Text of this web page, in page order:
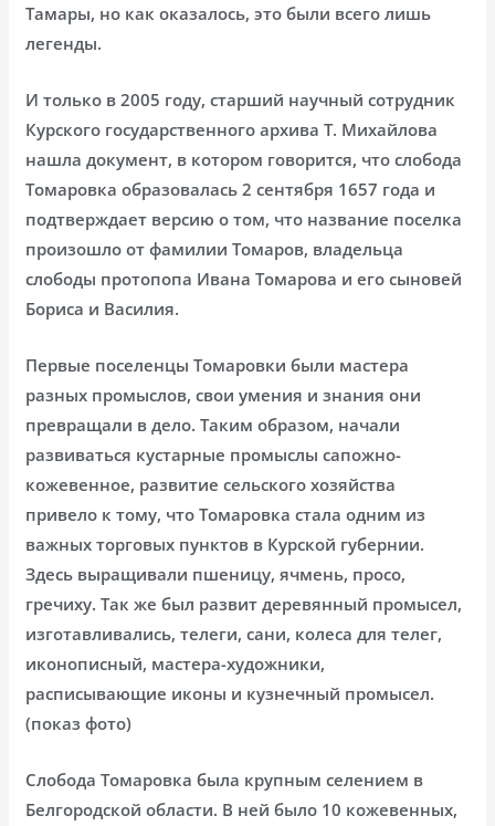
Тамары, но как оказалось, это были всего лишь
легенды.
И только в 2005 году, старший научный сотрудник
Курского государственного архива Т. Михайлова
нашла документ, в котором говорится, что слобода
Томаровка образовалась 2 сентября 1657 года и
подтверждает версию о том, что название поселка
произошло от фамилии Томаров, владельца
слободы протопопа Ивана Томарова и его сыновей
Бориса и Василия.
Первые поселенцы Томаровки были мастера
разных промыслов, свои умения и знания они
превращали в дело. Таким образом, начали
развиваться кустарные промыслы сапожно-
кожевенное, развитие сельского хозяйства
привело к тому, что Томаровка стала одним из
важных торговых пунктов в Курской губернии.
Здесь выращивали пшеницу, ячмень, просо,
гречиху. Так же был развит деревянный промысел,
изготавливались, телеги, сани, колеса для телег,
иконописный, мастера-художники,
расписывающие иконы и кузнечный промысел.
(показ фото)
Слобода Томаровка была крупным селением в
Белгородской области. В ней было 10 кожевенных,